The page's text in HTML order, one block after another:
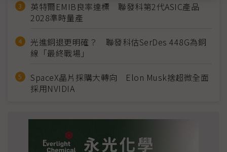
英特爾EMIB良率達標 聯發科第2代ASIC產品
2028準時量產
光進銅退更明確？ 聯發科估SerDes 448G為銅
線「最終戰場」
SpaceX晶片採購大轉向 Elon Musk捨超微全面
採用NVIDIA